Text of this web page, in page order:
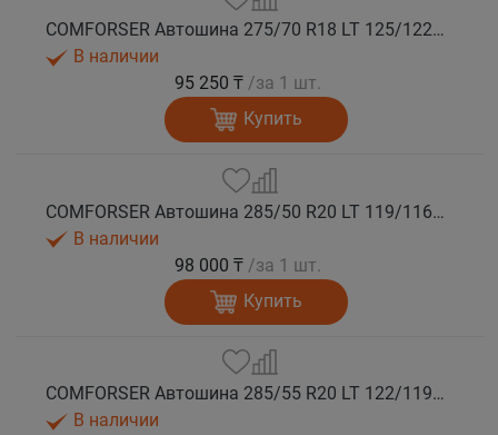
COMFORSER Автошина 275/70 R18 LT 125/122S CF1100 10PR RWL лето
В наличии
95 250 ₸ /за 1 шт.
Купить
COMFORSER Автошина 285/50 R20 LT 119/116S CF1100 10PR RWL лето
В наличии
98 000 ₸ /за 1 шт.
Купить
COMFORSER Автошина 285/55 R20 LT 122/119S CF1100 10PR RWL лето
В наличии